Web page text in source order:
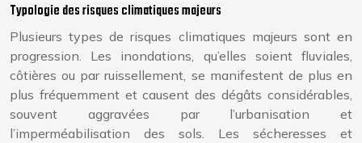
Typologie des risques climatiques majeurs
Plusieurs types de risques climatiques majeurs sont en
progression. Les inondations, qu’elles soient fluviales,
côtières ou par ruissellement, se manifestent de plus en
plus fréquemment et causent des dégâts considérables,
souvent aggravées par l’urbanisation et
l’imperméabilisation des sols. Les sécheresses et